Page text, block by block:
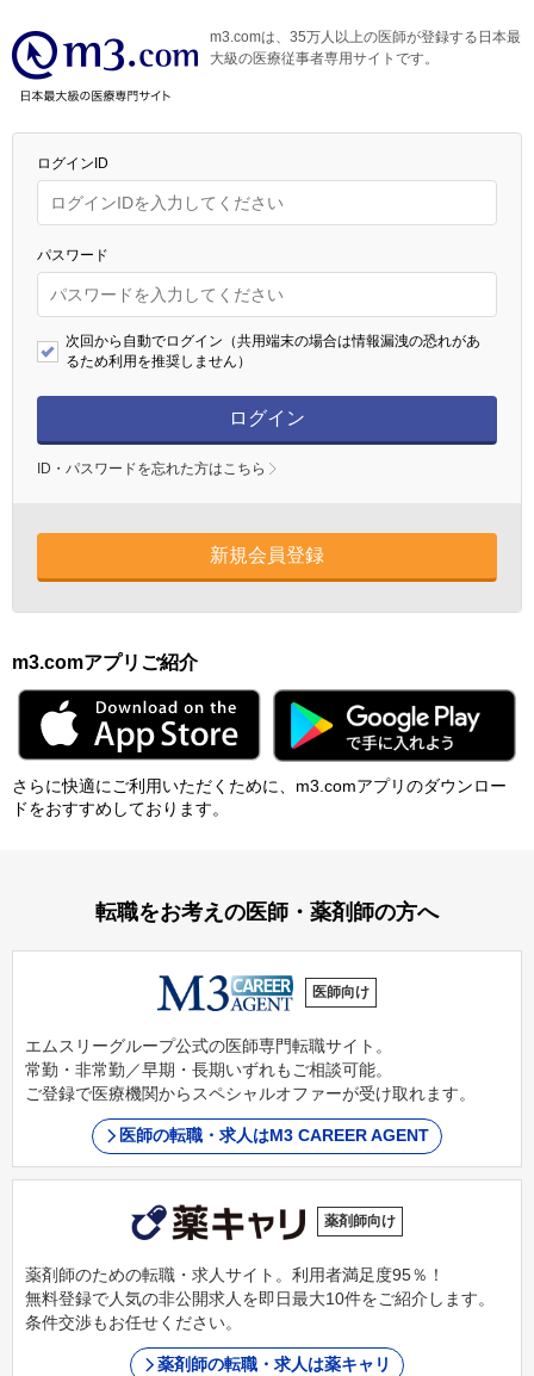
m3.comは、35万人以上の医師が登録する日本最
大級の医療従事者専用サイトです。
ログインID
パスワード
次回から自動でログイン（共用端末の場合は情報漏洩の恐れがあ
るため利用を推奨しません）
ログイン
ID・パスワードを忘れた方はこちら
新規会員登録
m3.comアプリご紹介
さらに快適にご利⽤いただくために、m3.comアプリのダウンロー
ドをおすすめしております。
転職をお考えの医師・薬剤師の方へ
医師向け
エムスリーグループ公式の医師専門転職サイト。
常勤・非常勤／早期・長期いずれもご相談可能。
ご登録で医療機関からスペシャルオファーが受け取れます。
医師の転職・求人はM3 CAREER AGENT
薬剤師向け
薬剤師のための転職・求人サイト。利用者満足度95％！
無料登録で人気の非公開求人を即日最大10件をご紹介します。
条件交渉もお任せください。
薬剤師の転職・求人は薬キャリ